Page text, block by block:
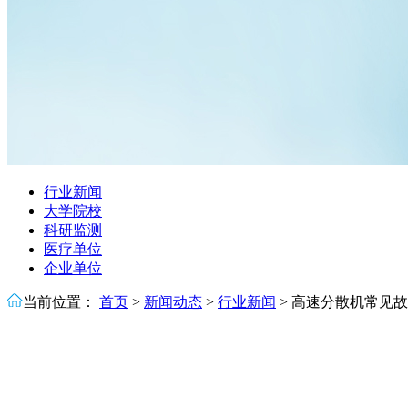
行业新闻
大学院校
科研监测
医疗单位
企业单位
当前位置： 首页 > 新闻动态 > 行业新闻 > 高速分散机常见